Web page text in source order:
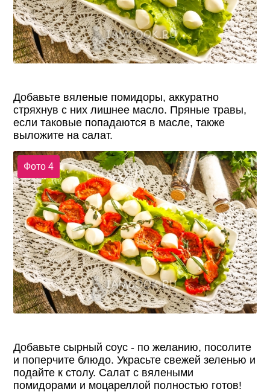
Добавьте вяленые помидоры, аккуратно
стряхнув с них лишнее масло. Пряные травы,
если таковые попадаются в масле, также
выложите на салат.
Фото 4
Добавьте сырный соус - по желанию, посолите
и поперчите блюдо. Украсьте свежей зеленью и
подайте к столу. Салат с вялеными
помидорами и моцареллой полностью готов!